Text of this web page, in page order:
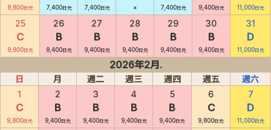
9,800日元 7,400日元 7,400日元 × 7,400日元 9,400日元 11,000日元
25
C
9,800日元
26
B
9,400日元
27
B
9,400日元
28
B
9,400日元
29
B
9,400日元
30
B
9,400日元
31
D
11,000日元
2026年2月.
日 月 週二 週三 週四 週五
週六
1
C
9,800日元
2
B
9,400日元
3
B
9,400日元
4
B
9,400日元
5
B
9,400日元
6
C
9,800日元
7
D
11,000日元